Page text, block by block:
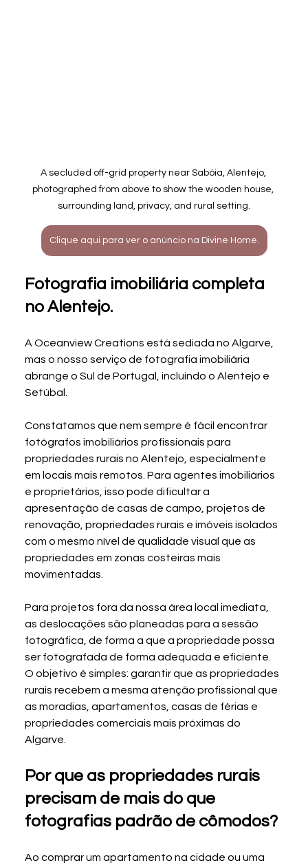
A secluded off-grid property near Sabóia, Alentejo,
photographed from above to show the wooden house,
surrounding land, privacy, and rural setting.
Clique aqui para ver o anúncio na Divine Home.
Fotografia imobiliária completa
no Alentejo.
A Oceanview Creations está sediada no Algarve,
mas o nosso serviço de fotografia imobiliária
abrange o Sul de Portugal, incluindo o Alentejo e
Setúbal.
Constatamos que nem sempre é fácil encontrar
fotógrafos imobiliários profissionais para
propriedades rurais no Alentejo, especialmente
em locais mais remotos. Para agentes imobiliários
e proprietários, isso pode dificultar a
apresentação de casas de campo, projetos de
renovação, propriedades rurais e imóveis isolados
com o mesmo nível de qualidade visual que as
propriedades em zonas costeiras mais
movimentadas.
Para projetos fora da nossa área local imediata,
as deslocações são planeadas para a sessão
fotográfica, de forma a que a propriedade possa
ser fotografada de forma adequada e eficiente.
O objetivo é simples: garantir que as propriedades
rurais recebem a mesma atenção profissional que
as moradias, apartamentos, casas de férias e
propriedades comerciais mais próximas do
Algarve.
Por que as propriedades rurais
precisam de mais do que
fotografias padrão de cômodos?
Ao comprar um apartamento na cidade ou uma